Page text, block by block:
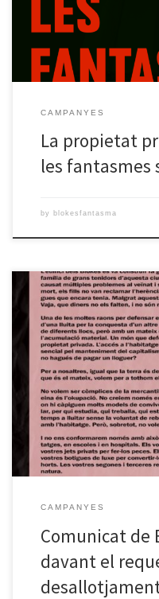
CAMPANYES
La propietat
les fantasmes
by blokesfantasma
Des de l’assemblea de
parell de setmanes, la
civil amb la intenció de
data de judici, però
procediment amb aquest
CAMPANYES
Comunicat de
davant el